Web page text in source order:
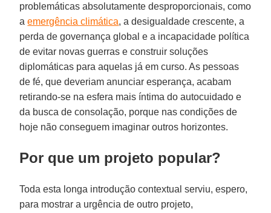
problemáticas absolutamente desproporcionais, como
aemergência climática, a desigualdade crescente, a
perda de governança global e a incapacidade política
de evitar novas guerras e construir soluções
diplomáticas para aquelas já em curso. As pessoas
de fé, que deveriam anunciar esperança, acabam
retirando-se na esfera mais íntima do autocuidado e
da busca de consolação, porque nas condições de
hoje não conseguem imaginar outros horizontes.
Por que um projeto popular?
Toda esta longa introdução contextual serviu, espero,
para mostrar a urgência de outro projeto,